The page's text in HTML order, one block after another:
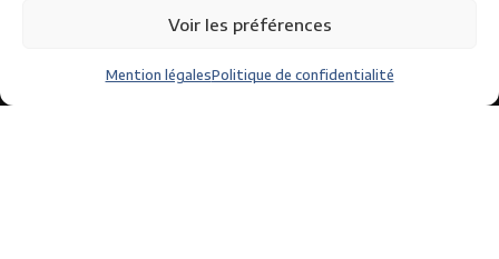
Voir les préférences
Mention légalesPolitique de confidentialité
contact@circuit-albi.fr